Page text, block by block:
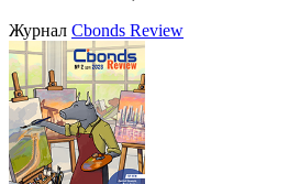
VIII международная
Республики Узбекистан»
17.09.2026, Ташкент
ЖурналCbonds Review